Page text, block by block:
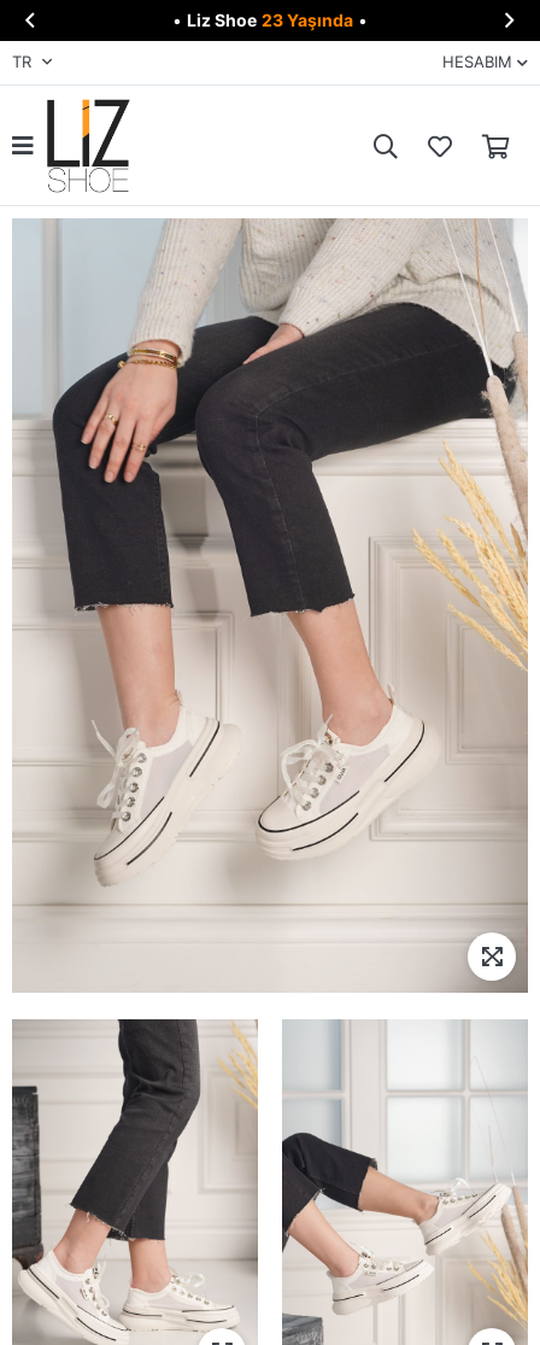
 • Liz Shoe 23 Yaşında • 
TR HESABIM